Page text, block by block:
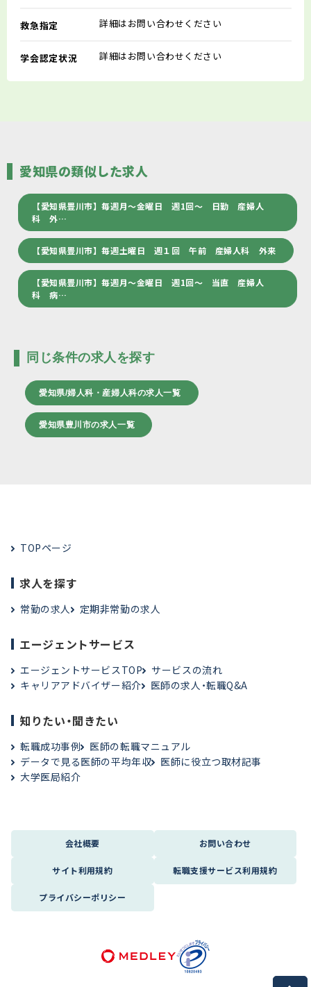
救急指定 詳細はお問い合わせください
学会認定状況 詳細はお問い合わせください
愛知県の類似した求人
【愛知県豊川市】毎週月～金曜日 週1回～ 日勤 産婦人
科 外…
【愛知県豊川市】毎週土曜日 週１回 午前 産婦人科 外来
【愛知県豊川市】毎週月～金曜日 週1回～ 当直 産婦人
科 病…
同じ条件の求人を探す
愛知県/婦人科・産婦人科の求人一覧
愛知県豊川市の求人一覧
TOPページ
求人を探す
常勤の求人 定期非常勤の求人
エージェントサービス
エージェントサービスTOP
サービスの流れ
キャリアアドバイザー紹介
医師の求人・転職Q&A
知りたい・聞きたい
転職成功事例
医師の転職マニュアル
データで見る医師の平均年収
医師に役立つ取材記事
大学医局紹介
会社概要 お問い合わせ
サイト利用規約 転職支援サービス利用規約
プライバシーポリシー